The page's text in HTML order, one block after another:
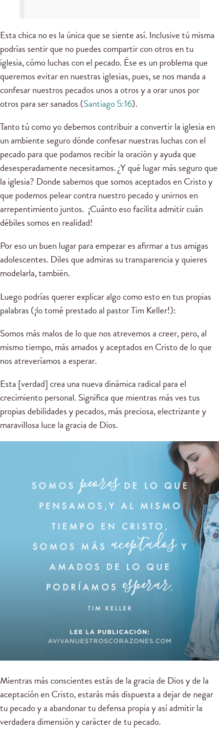
Esta chica no es la única que se siente así. Inclusive tú misma
podrías sentir que no puedes compartir con otros en tu
iglesia, cómo luchas con el pecado. Ése es un problema que
queremos evitar en nuestras iglesias, pues, se nos manda a
confesar nuestros pecados unos a otros y a orar unos por
otros para ser sanados (Santiago 5:16).
Tanto tú como yo debemos contribuir a convertir la iglesia en
un ambiente seguro dónde confesar nuestras luchas con el
pecado para que podamos recibir la oración y ayuda que
desesperadamente necesitamos. ¿Y qué lugar más seguro que
la iglesia? Donde sabemos que somos aceptados en Cristo y
que podemos pelear contra nuestro pecado y unirnos en
arrepentimiento juntos. ¡Cuánto eso facilita admitir cuán
débiles somos en realidad!
Por eso un buen lugar para empezar es afirmar a tus amigas
adolescentes. Diles que admiras su transparencia y quieres
modelarla, también.
Luego podrías querer explicar algo como esto en tus propias
palabras (¡lo tomé prestado al pastor Tim Keller!):
Somos más malos de lo que nos atrevemos a creer, pero, al
mismo tiempo, más amados y aceptados en Cristo de lo que
nos atreveríamos a esperar.
Esta [verdad] crea una nueva dinámica radical para el
crecimiento personal. Significa que mientras más ves tus
propias debilidades y pecados, más preciosa, electrizante y
maravillosa luce la gracia de Dios.
Mientras más conscientes estás de la gracia de Dios y de la
aceptación en Cristo, estarás más dispuesta a dejar de negar
tu pecado y a abandonar tu defensa propia y así admitir la
verdadera dimensión y carácter de tu pecado.